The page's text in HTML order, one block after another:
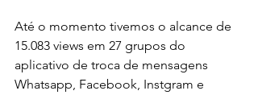
Até o momento tivemos o alcance de
15.083 views em 27 grupos do
aplicativo de troca de mensagens
Whatsapp, Facebook, Instgram e